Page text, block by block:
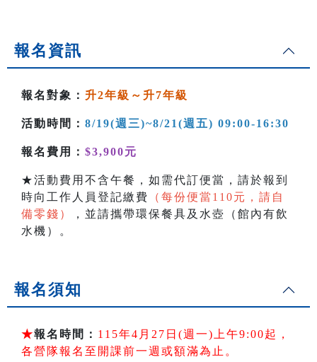
報名資訊
報名對象： 升2年級～升7年級
活動時間： 8/19(週三)~8/21(週五) 09:00-16:30
報名費用： $3,900元
★活動費用不含午餐，如需代訂便當，請於報到
時向工作人員登記繳費
（每份便當110元，請自
備零錢）
，並請攜帶環保餐具及水壺（館內有飲
水機）。
報名須知
★報名時間： 115年4月27日(週一)上午9:00起，
各營隊報名至開課前一週或額滿為止。